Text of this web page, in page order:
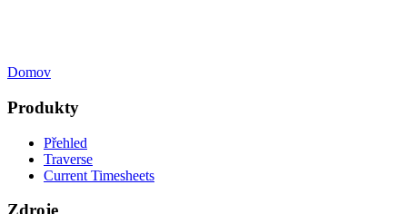
Domov
Produkty
Přehled
Traverse
Current Timesheets